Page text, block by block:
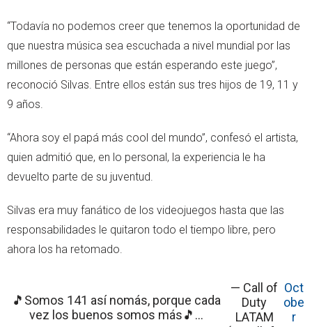
“Todavía no podemos creer que tenemos la oportunidad de
que nuestra música sea escuchada a nivel mundial por las
millones de personas que están esperando este juego”,
reconoció Silvas. Entre ellos están sus tres hijos de 19, 11 y
9 años.
“Ahora soy el papá más cool del mundo”, confesó el artista,
quien admitió que, en lo personal, la experiencia le ha
devuelto parte de su juventud.
Silvas era muy fanático de los videojuegos hasta que las
responsabilidades le quitaron todo el tiempo libre, pero
ahora los ha retomado.
🎵Somos 141 así nomás, porque cada
vez los buenos somos más🎵...
— Call of
Duty
LATAM
Oct
obe
r